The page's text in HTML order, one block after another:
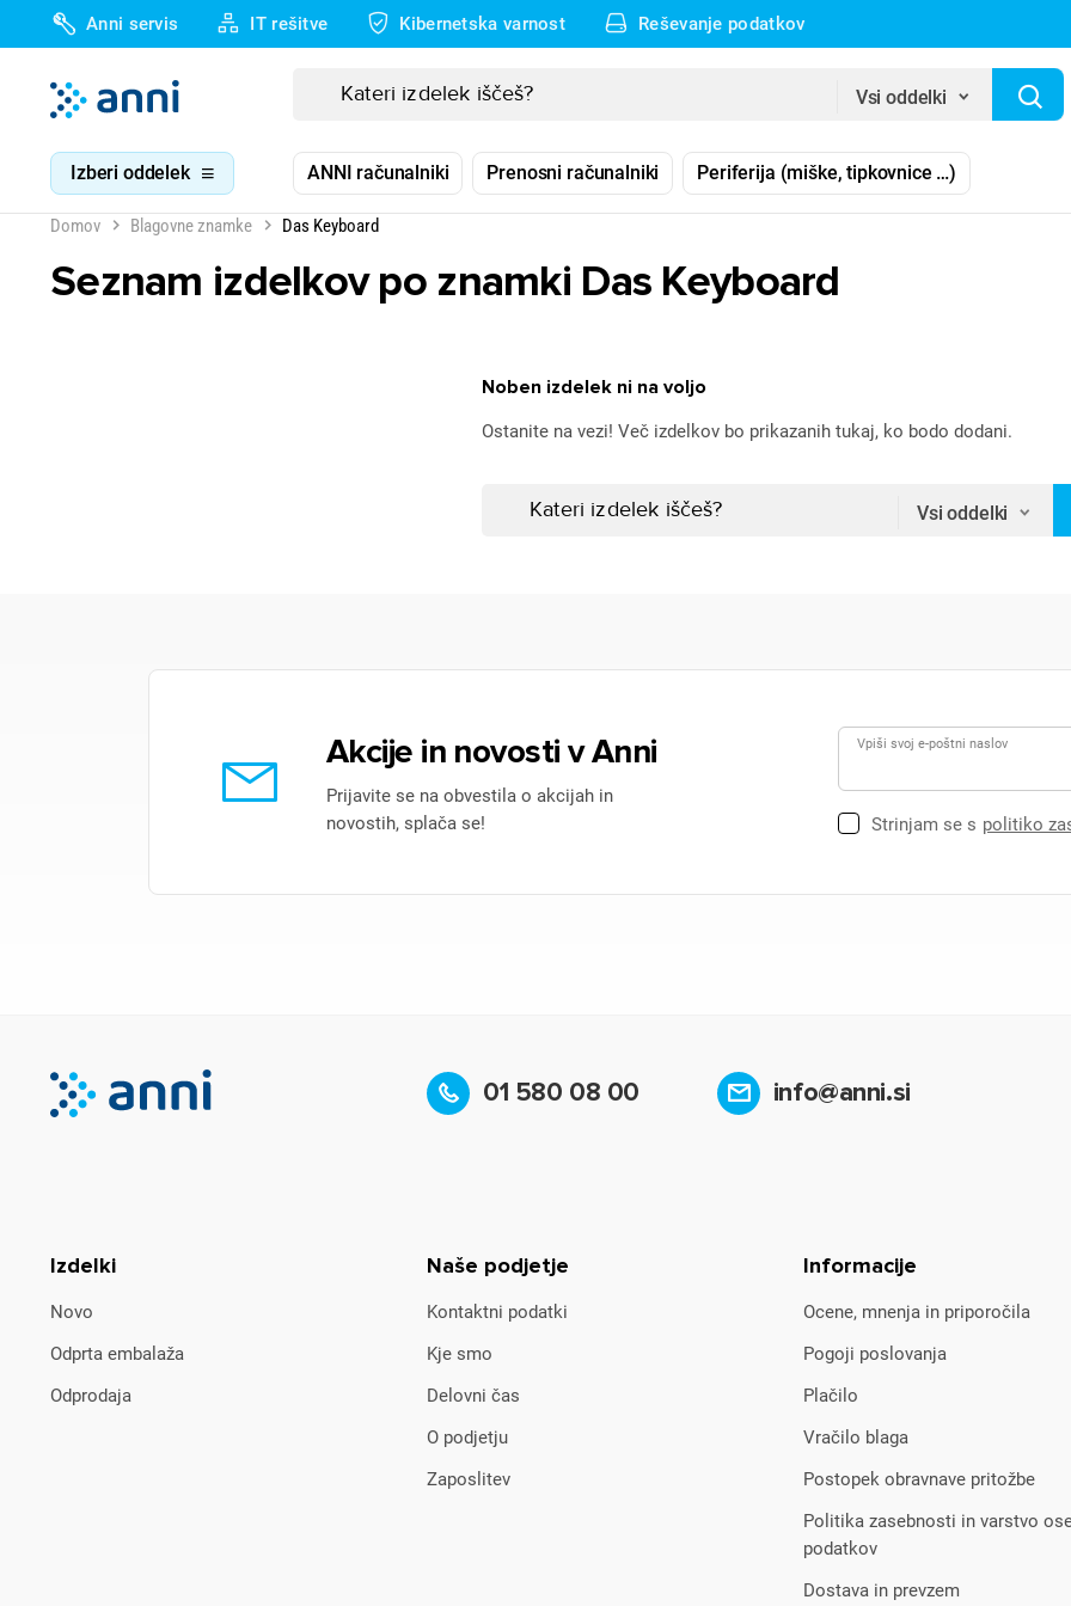
Anni servis IT rešitve Kibernetska varnost Reševanje podatkov
Vsi oddelki
Izberi oddelek ANNI računalniki Prenosni računalniki Periferija (miške, tipkovnice …)
Domov Blagovne znamke Das Keyboard
Seznam izdelkov po znamki Das Keyboard
Noben izdelek ni na voljo
Ostanite na vezi! Več izdelkov bo prikazanih tukaj, ko bodo dodani.
Vsi oddelki
Akcije in novosti v Anni
Prijavite se na obvestila o akcijah in
novostih, splača se!
Vpiši svoj e-poštni naslov
Strinjam se s politiko
01 580 08 00 info@anni.si
Izdelki
Novo
Odprta embalaža
Odprodaja
Naše podjetje
Kontaktni podatki
Kje smo
Delovni čas
O podjetju
Zaposlitev
Informacije
Ocene, mnenja in priporočila
Pogoji poslovanja
Plačilo
Vračilo blaga
Postopek obravnave pritožbe
Politika zasebnosti in varstvo
podatkov
Dostava in prevzem